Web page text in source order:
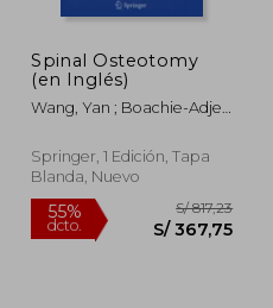
55% S/
Spinal Osteotomy
(en Inglés)
Wang, Yan ; Boachie-Adjei,
Lawrence
Springer, 1 Edición, Tapa
Blanda, Nuevo